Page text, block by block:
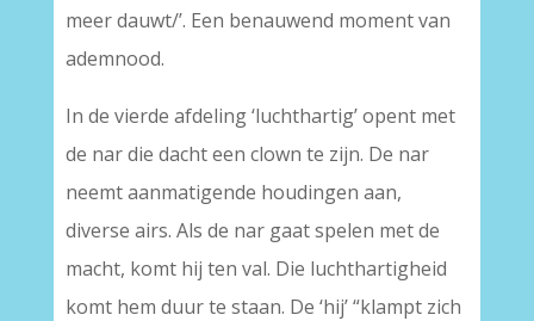
meer dauwt/’. Een benauwend moment van
ademnood.
In de vierde afdeling ‘luchthartig’ opent met
de nar die dacht een clown te zijn. De nar
neemt aanmatigende houdingen aan,
diverse airs. Als de nar gaat spelen met de
macht, komt hij ten val. Die luchthartigheid
komt hem duur te staan. De ‘hij’ “klampt zich